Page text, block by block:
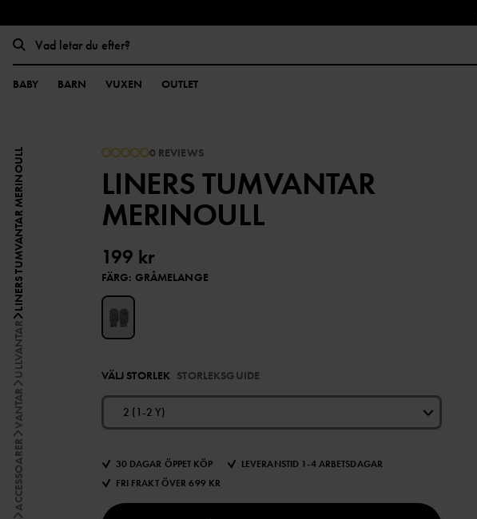
BABY BARN VUXEN OUTLET
ACCESSOARER
VANTAR
ULLVANTAR
LINERS TUMVANTAR MERINOULL 0 REVIEWS
LINERS TUMVANTAR
MERINOULL
199 kr
FÄRG: GRÅMELANGE
VÄLJ STORLEK STORLEKSGUIDE
2 (1-2 Y)
30 DAGAR ÖPPET KÖP
LEVERANSTID 1-4 ARBETSDAGAR
FRI FRAKT ÖVER 699 KR